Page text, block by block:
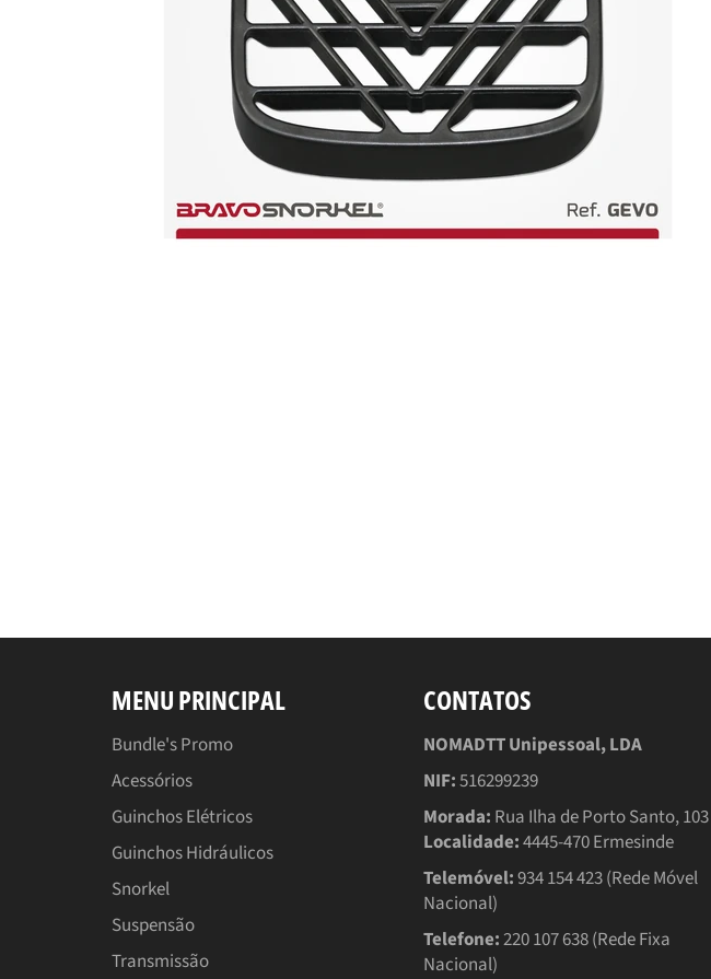
MENU PRINCIPAL
Bundle's Promo
Acessórios
Guinchos Elétricos
Guinchos Hidráulicos
Snorkel
Suspensão
Transmissão
CONTATOS
NOMADTT Unipessoal, LDA
NIF:516299239
Morada: Rua Ilha de Porto Santo, 103
Localidade:4445-470 Ermesinde
Telemóvel:934 154 423 (Rede Móvel
Nacional)
Telefone:220 107 638 (Rede Fixa
Nacional)